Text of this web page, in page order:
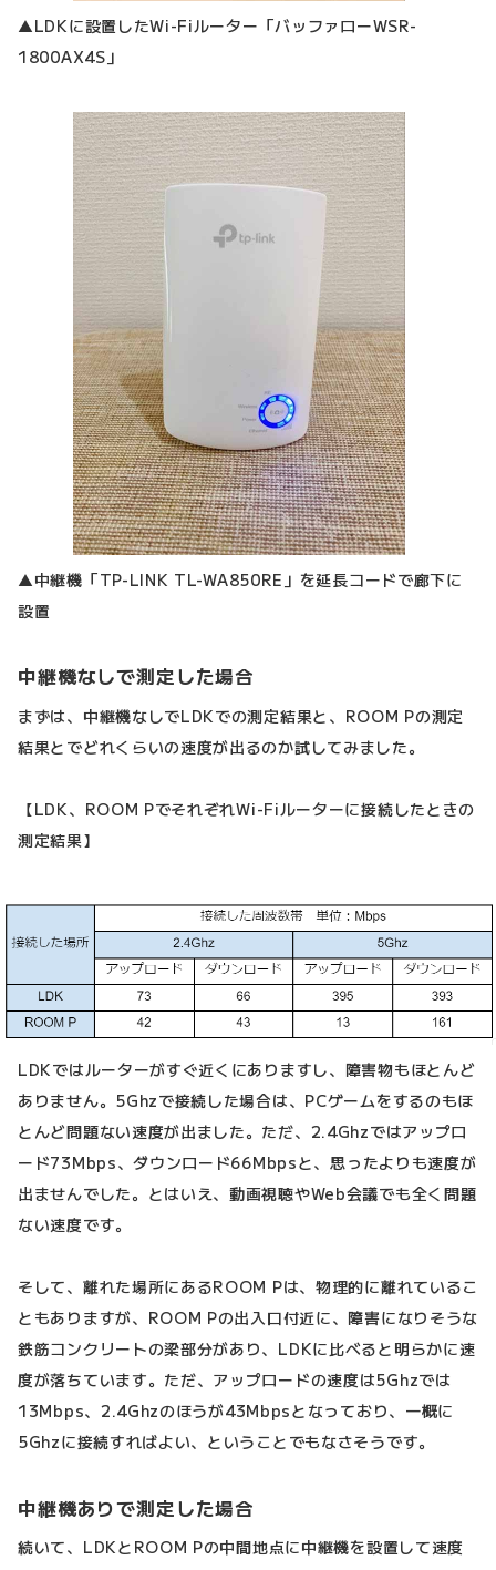
▲LDKに設置したWi-Fiルーター「バッファローWSR-
1800AX4S」
▲中継機「TP-LINK TL-WA850RE」を延長コードで廊下に
設置
中継機なしで測定した場合
まずは、中継機なしでLDKでの測定結果と、ROOM Pの測定
結果とでどれくらいの速度が出るのか試してみました。
【LDK、ROOM PでそれぞれWi-Fiルーターに接続したときの
測定結果】
LDKではルーターがすぐ近くにありますし、障害物もほとんど
ありません。5Ghzで接続した場合は、PCゲームをするのもほ
とんど問題ない速度が出ました。ただ、2.4Ghzではアップロ
ード73Mbps、ダウンロード66Mbpsと、思ったよりも速度が
出ませんでした。とはいえ、動画視聴やWeb会議でも全く問題
ない速度です。
そして、離れた場所にあるROOM Pは、物理的に離れているこ
ともありますが、ROOM Pの出入口付近に、障害になりそうな
鉄筋コンクリートの梁部分があり、LDKに比べると明らかに速
度が落ちています。ただ、アップロードの速度は5Ghzでは
13Mbps、2.4Ghzのほうが43Mbpsとなっており、一概に
5Ghzに接続すればよい、ということでもなさそうです。
中継機ありで測定した場合
続いて、LDKとROOM Pの中間地点に中継機を設置して速度